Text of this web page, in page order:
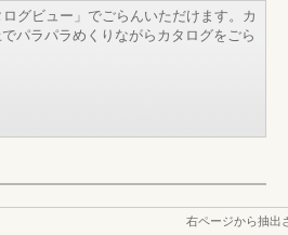
グビュー」でごらんいただけます。カ
パラパラめくりながらカタログをごら
右ページから抽出